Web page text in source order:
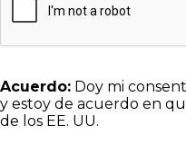
Acuerdo: Doy mi
y estoy de acuerdo en
de los EE. UU.